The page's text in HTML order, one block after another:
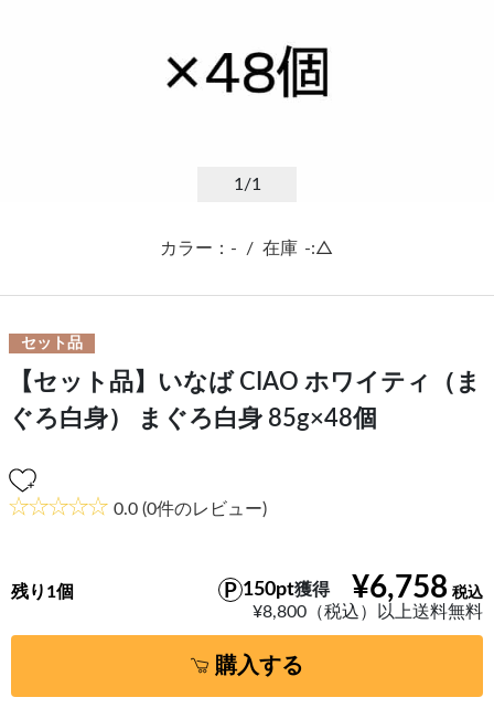
1/1
カラー：- / 在庫 -:△
セット品
【セット品】いなば CIAO ホワイティ（ま
ぐろ白身） まぐろ白身 85g×48個
0.0 (0件のレビュー)
¥6,758
150pt獲得
¥8,800（税込）以上送料無料
残り1個
購入する